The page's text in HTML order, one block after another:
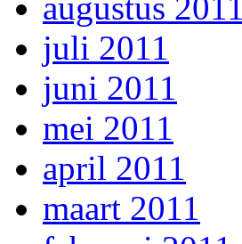
juli 2011
juni 2011
mei 2011
april 2011
maart 2011